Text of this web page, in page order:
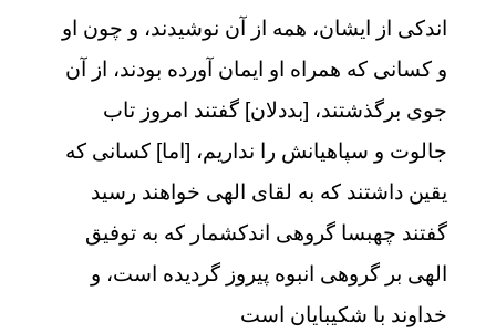
اندكى از ايشان، همه از آن نوشيدند، و چون او
و كسانى كه همراه او ايمان آورده بودند، از آن
جوى برگذشتند، [بددلان‏] گفتند امروز تاب
جالوت و سپاهيانش را نداريم، [اما] كسانى كه
يقين داشتند كه به لقاى الهى خواهند رسيد
گفتند چه‏بسا گروهى اندكشمار كه به توفيق
الهى بر گروهى انبوه پيروز گرديده است، و
خداوند با شكيبايان است‏